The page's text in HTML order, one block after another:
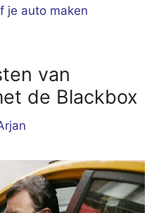
je auto maken
van
de Blackbox